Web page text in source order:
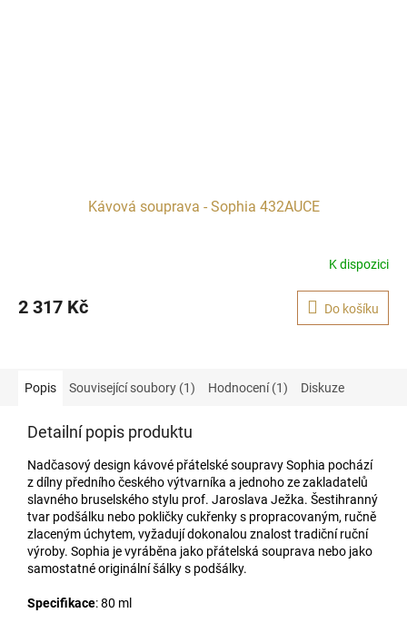
Kávová souprava - Sophia 432AUCE
K dispozici
2 317 Kč Do košíku
Popis Související soubory (1) Hodnocení (1) Diskuze
Detailní popis produktu
Nadčasový design kávové přátelské soupravy Sophia pochází
z dílny předního českého výtvarníka a jednoho ze zakladatelů
slavného bruselského stylu prof. Jaroslava Ježka. Šestihranný
tvar podšálku nebo pokličky cukřenky s propracovaným, ručně
zlaceným úchytem, vyžadují dokonalou znalost tradiční ruční
výroby. Sophia je vyráběna jako přátelská souprava nebo jako
samostatné originální šálky s podšálky.
Specifikace: 80 ml